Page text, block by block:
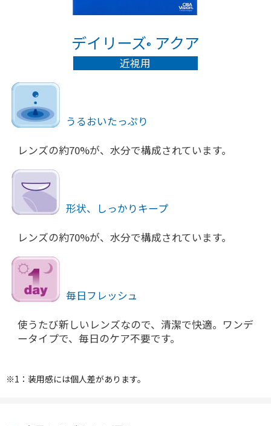
デイリーズ® アクア
近視用
うるおいたっぷり
レンズの約70%が、水分で構成されています。
形状、しっかりキープ
レンズの約70%が、水分で構成されています。
毎日フレッシュ
使うたび新しいレンズなので、清潔で快適。ワンデ
ータイプで、毎日のケア不要です。
※1：装用感には個人差があります。